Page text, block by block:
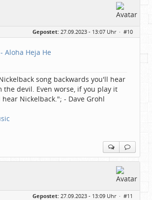
Gepostet: 27.09.2023 - 13:07 Uhr · #10
Aloha Heja He
song backwards you'll hear
the devil. Even worse, if you play it
Nickelback."; - Dave Grohl
Angabe
Gepostet: 27.09.2023 - 13:09 Uhr · #11